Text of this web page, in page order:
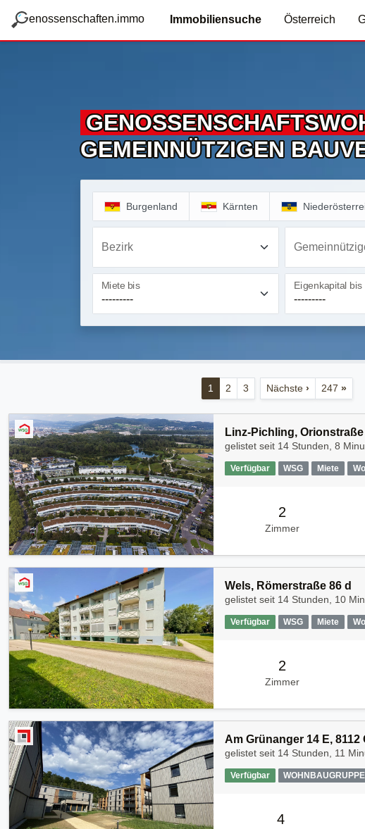
g
enossenschaften.immo Immobiliensuche Österreich
GEMEINNÜTZIGEN
Burgenland Kärnten
Bezirk
Miete bis Eigenkapital bis
1 2 3 Nächste› 247»
Linz-Pichling, Orionstraße
gelistet seit 14 Stunden, 8
Verfügbar WSG Miete
2
Zimmer
Wels, Römerstraße 86 d
gelistet seit 14 Stunden, 10
Verfügbar WSG Miete
2
Zimmer
Am Grünanger 14 E, 8112
gelistet seit 14 Stunden, 11
Verfügbar WOHNBAUGRUPPE
4